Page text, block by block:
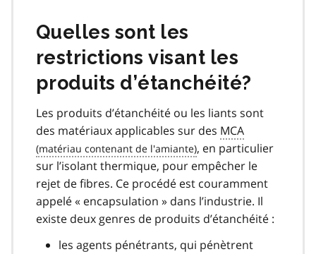
Quelles sont les
restrictions visant les
produits d’étanchéité?
Les produits d’étanchéité ou les liants sont
des matériaux applicables sur des MCA
, en particulier
sur l’isolant thermique, pour empêcher le
rejet de fibres. Ce procédé est couramment
appelé « encapsulation » dans l’industrie. Il
existe deux genres de produits d’étanchéité :
les agents pénétrants, qui pénètrent